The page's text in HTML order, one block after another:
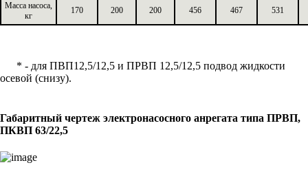
Масса насоса,
кг
170 200 200 456 467 531
* - для ПВП12,5/12,5 и ПРВП 12,5/12,5 подвод жидкости
осевой (снизу).
Габаритный чертеж электронасосного анрегата типа ПРВП,
ПКВП 63/22,5